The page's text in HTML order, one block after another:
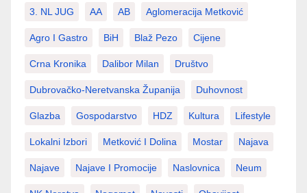
3. NL JUG AA AB Aglomeracija Metković
Agro I Gastro BiH Blaž Pezo Cijene
Crna Kronika Dalibor Milan Društvo
Dubrovačko-Neretvanska Županija Duhovnost
Glazba Gospodarstvo HDZ Kultura Lifestyle
Lokalni Izbori Metković I Dolina Mostar Najava
Najave Najave I Promocije Naslovnica Neum